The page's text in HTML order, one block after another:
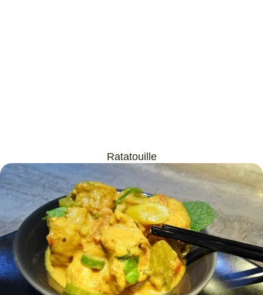
Ratatouille